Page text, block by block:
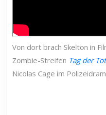
Von dort brach Skelton in
Zombie-Streifen Tag der
Nicolas Cage im